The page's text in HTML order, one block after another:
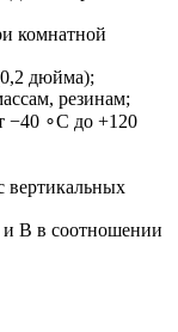
комнатной
дюйма);
резинам;
−40 ∘C до +120
вертикальных
и В в соотношении